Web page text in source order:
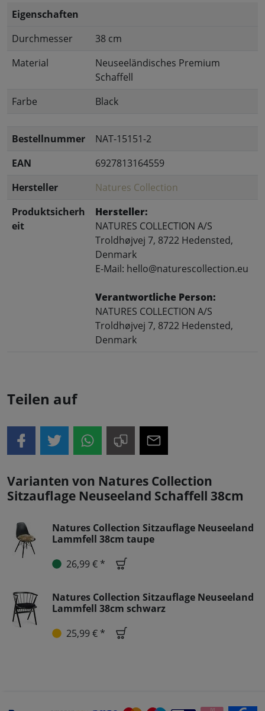
Eigenschaften
Durchmesser
38 cm
Material
Neuseeländisches Premium
Schaffell
Farbe
Black
Bestellnummer
NAT-15151-2
EAN
6927813164559
Hersteller
Natures Collection
Produktsicherh
eit
Hersteller:
NATURES COLLECTION A/S
Troldhøjvej 7, 8722 Hedensted,
Denmark
E-Mail: hello@naturescollection.eu
Verantwortliche Person:
NATURES COLLECTION A/S
Troldhøjvej 7, 8722 Hedensted,
Denmark
Teilen auf
Varianten von Natures Collection
Sitzauflage Neuseeland Schaffell 38cm
Natures Collection Sitzauflage Neuseeland
Lammfell 38cm taupe
26,99 € *
Natures Collection Sitzauflage Neuseeland
Lammfell 38cm schwarz
25,99 € *